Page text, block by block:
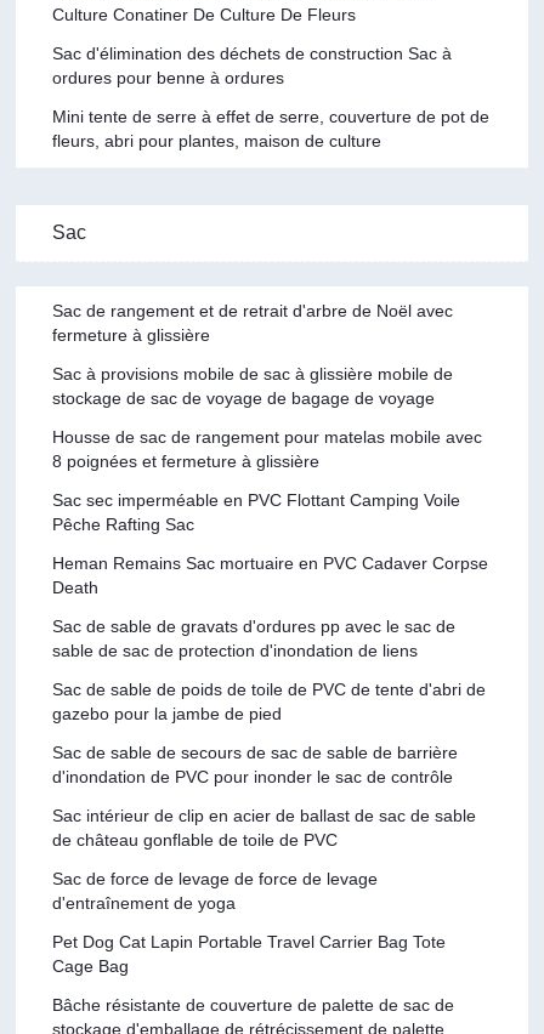
Culture Conatiner De Culture De Fleurs
Sac d'élimination des déchets de construction Sac à
ordures pour benne à ordures
Mini tente de serre à effet de serre, couverture de pot de
fleurs, abri pour plantes, maison de culture
Sac
Sac de rangement et de retrait d'arbre de Noël avec
fermeture à glissière
Sac à provisions mobile de sac à glissière mobile de
stockage de sac de voyage de bagage de voyage
Housse de sac de rangement pour matelas mobile avec
8 poignées et fermeture à glissière
Sac sec imperméable en PVC Flottant Camping Voile
Pêche Rafting Sac
Heman Remains Sac mortuaire en PVC Cadaver Corpse
Death
Sac de sable de gravats d'ordures pp avec le sac de
sable de sac de protection d'inondation de liens
Sac de sable de poids de toile de PVC de tente d'abri de
gazebo pour la jambe de pied
Sac de sable de secours de sac de sable de barrière
d'inondation de PVC pour inonder le sac de contrôle
Sac intérieur de clip en acier de ballast de sac de sable
de château gonflable de toile de PVC
Sac de force de levage de force de levage
d'entraînement de yoga
Pet Dog Cat Lapin Portable Travel Carrier Bag Tote
Cage Bag
Bâche résistante de couverture de palette de sac de
stockage d'emballage de rétrécissement de palette